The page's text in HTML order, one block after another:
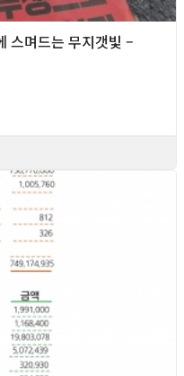
스며드는 무지갯빛 –